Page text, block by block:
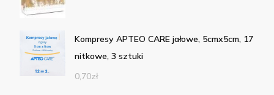
Kompresy APTEO CARE jałowe, 5cmx5cm, 17
nitkowe, 3 sztuki
0,70zł